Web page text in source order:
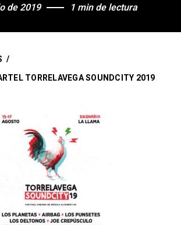
de 2019 1 min de lectura
/
TORRELAVEGA SOUNDCITY 2019